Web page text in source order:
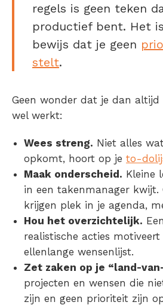
regels is geen teken
productief bent. Het
bewijs dat je geen
stelt.
Geen wonder dat je dan altijd
wel werkt:
Wees streng. Niet alles
opkomt, hoort op je to-
Maak onderscheid. Kleine
in een takenmanager kwijt.
krijgen plek in je agenda,
Hou het overzichtelijk.
realistische acties
ellenlange wensenlijst.
Zet zaken op je “land-
projecten en wensen die
zijn en geen prioriteit zijn